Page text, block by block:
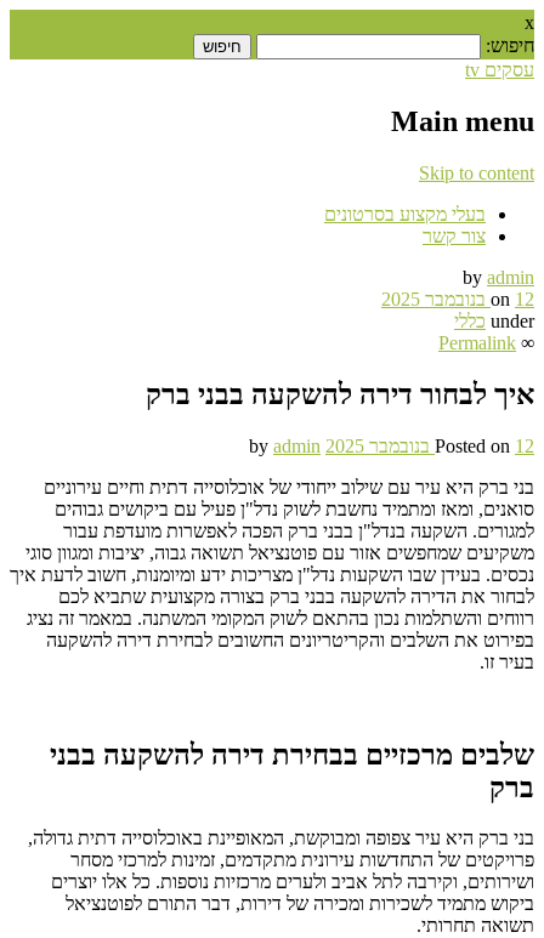
x
חיפוש:
עסקים tv
Main menu
Skip to content
בעלי מקצוע בסרטונים
צור קשר
by admin
on 12 בנובמבר 2025
under כללי
∞
Permalink
איך לבחור דירה להשקעה בבני ברק
Posted on 12 בנובמבר 2025 by admin
בני ברק היא עיר עם שילוב ייחודי של אוכלוסייה דתית וחיים עירוניים
סואנים, ומאז ומתמיד נחשבת לשוק נדל"ן פעיל עם ביקושים גבוהים
למגורים. השקעה בנדל"ן בבני ברק הפכה לאפשרות מועדפת עבור
משקיעים שמחפשים אזור עם פוטנציאל תשואה גבוה, יציבות ומגוון סוגי
נכסים. בעידן שבו השקעות נדל"ן מצריכות ידע ומיומנות, חשוב לדעת איך
לבחור את הדירה להשקעה בבני ברק בצורה מקצועית שתביא לכם
רווחים והשתלמות נכון בהתאם לשוק המקומי המשתנה. במאמר זה נציג
בפירוט את השלבים והקריטריונים החשובים לבחירת דירה להשקעה
בעיר זו.
שלבים מרכזיים בבחירת דירה להשקעה בבני
ברק
בני ברק היא עיר צפופה ומבוקשת, המאופיינת באוכלוסייה דתית גדולה,
פרויקטים של התחדשות עירונית מתקדמים, זמינות למרכזי מסחר
ושירותים, וקירבה לתל אביב ולערים מרכזיות נוספות. כל אלו יוצרים
ביקוש מתמיד לשכירות ומכירה של דירות, דבר התורם לפוטנציאל
תשואה תחרותי.​